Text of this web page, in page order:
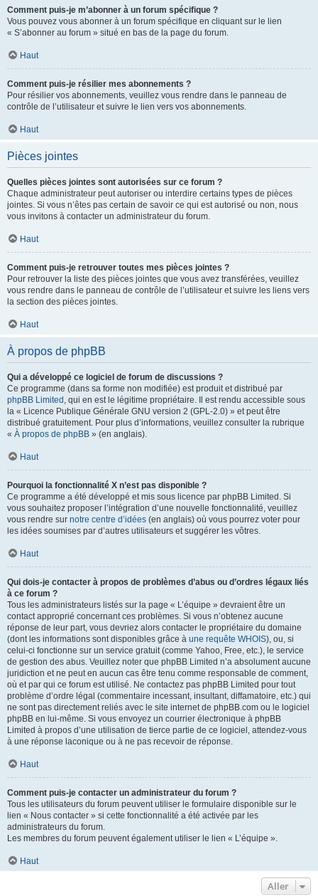
Comment puis-je m’abonner à un forum spécifique ?
Vous pouvez vous abonner à un forum spécifique en cliquant sur le lien
« S’abonner au forum » situé en bas de la page du forum.
Haut
Comment puis-je résilier mes abonnements ?
Pour résilier vos abonnements, veuillez vous rendre dans le panneau de
contrôle de l’utilisateur et suivre le lien vers vos abonnements.
Haut
Pièces jointes
Quelles pièces jointes sont autorisées sur ce forum ?
Chaque administrateur peut autoriser ou interdire certains types de pièces
jointes. Si vous n’êtes pas certain de savoir ce qui est autorisé ou non, nous
vous invitons à contacter un administrateur du forum.
Haut
Comment puis-je retrouver toutes mes pièces jointes ?
Pour retrouver la liste des pièces jointes que vous avez transférées, veuillez
vous rendre dans le panneau de contrôle de l’utilisateur et suivre les liens vers
la section des pièces jointes.
Haut
À propos de phpBB
Qui a développé ce logiciel de forum de discussions ?
Ce programme (dans sa forme non modifiée) est produit et distribué par
phpBB Limited , qui en est le légitime propriétaire. Il est rendu accessible sous
la « Licence Publique Générale GNU version 2 (GPL-2.0) » et peut être
distribué gratuitement. Pour plus d’informations, veuillez consulter la rubrique
« À propos de phpBB » (en anglais).
Haut
Pourquoi la fonctionnalité X n’est pas disponible ?
Ce programme a été développé et mis sous licence par phpBB Limited. Si
vous souhaitez proposer l’intégration d’une nouvelle fonctionnalité, veuillez
vous rendre sur notre centre d’idées (en anglais) où vous pourrez voter pour
les idées soumises par d’autres utilisateurs et suggérer les vôtres.
Haut
Qui dois-je contacter à propos de problèmes d’abus ou d’ordres légaux liés
à ce forum ?
Tous les administrateurs listés sur la page « L’équipe » devraient être un
contact approprié concernant ces problèmes. Si vous n’obtenez aucune
réponse de leur part, vous devriez alors contacter le propriétaire du domaine
(dont les informations sont disponibles grâce à une requête WHOIS), ou, si
celui-ci fonctionne sur un service gratuit (comme Yahoo, Free, etc.), le service
de gestion des abus. Veuillez noter que phpBB Limited n’a absolument aucune
juridiction et ne peut en aucun cas être tenu comme responsable de comment,
où et par qui ce forum est utilisé. Ne contactez pas phpBB Limited pour tout
problème d’ordre légal (commentaire incessant, insultant, diffamatoire, etc.) qui
ne sont pas directement reliés avec le site internet de phpBB.com ou le logiciel
phpBB en lui-même. Si vous envoyez un courrier électronique à phpBB
Limited à propos d’une utilisation de tierce partie de ce logiciel, attendez-vous
à une réponse laconique ou à ne pas recevoir de réponse.
Haut
Comment puis-je contacter un administrateur du forum ?
Tous les utilisateurs du forum peuvent utiliser le formulaire disponible sur le
lien « Nous contacter » si cette fonctionnalité a été activée par les
administrateurs du forum.
Les membres du forum peuvent également utiliser le lien « L’équipe ».
Haut
Aller